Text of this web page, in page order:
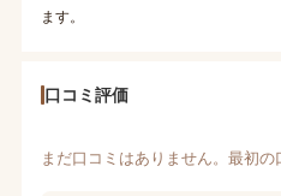
ます。
口コミ評価
まだ口コミはありません。最初